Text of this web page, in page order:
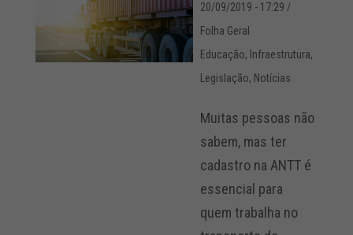
20/09/2019 - 17:29 /
Folha Geral
Educação, Infraestrutura,
Legislação, Notícias
Muitas pessoas não
sabem, mas ter
cadastro na ANTT é
essencial para
quem trabalha no